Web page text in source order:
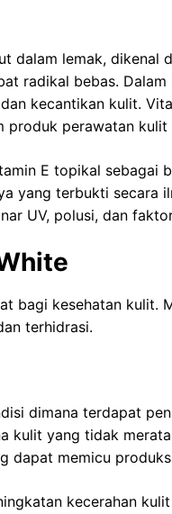
dalam lemak, dikenal
radikal bebas.
kecantikan kulit.
produk perawatan
E topikal sebagai
yang terbukti secara
UV, polusi, dan
bagi kesehatan kulit.
terhidrasi.
dimana terdapat
kulit yang tidak
dapat memicu
kecerahan